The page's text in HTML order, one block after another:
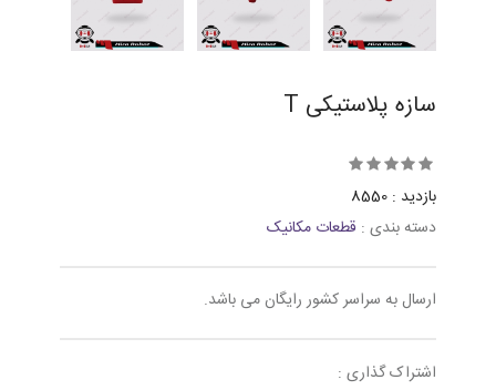
سازه پلاستیکی T
بازدید : 8550
دسته بندی : قطعات مکانیک
ارسال به سراسر کشور رایگان می باشد.
اشتراک گذاری :